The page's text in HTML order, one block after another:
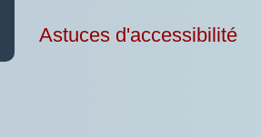
Astuces d'accessibilité